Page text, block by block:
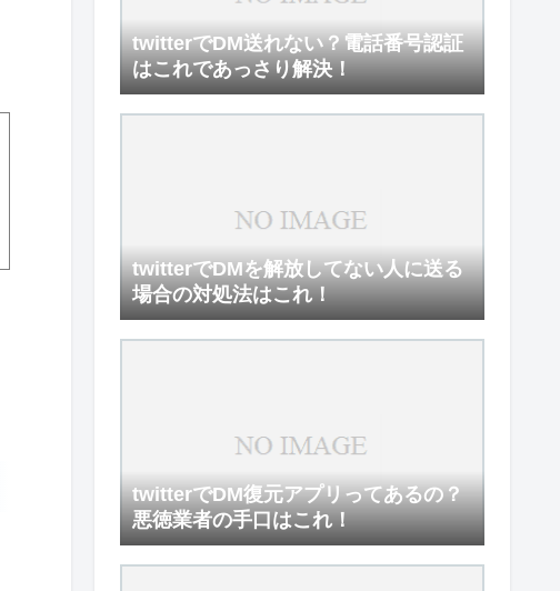
twitterでDM送れない？電話番号認証
はこれであっさり解決！
twitterでDMを解放してない人に送る
場合の対処法はこれ！
twitterでDM復元アプリってあるの？
悪徳業者の手口はこれ！